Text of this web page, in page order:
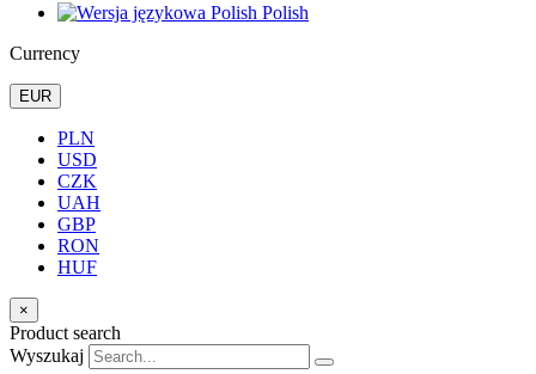
Polish
Currency
EUR
PLN
USD
CZK
UAH
GBP
RON
HUF
×
Product search
Wyszukaj